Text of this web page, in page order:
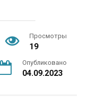
Просмотры
19
Опубликовано
04.09.2023